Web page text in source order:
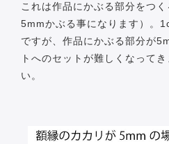
これは作品にかぶる部分をつ
5mmかぶる事になります）。
ですが、作品にかぶる部分が
トへのセットが難しくなって
い。